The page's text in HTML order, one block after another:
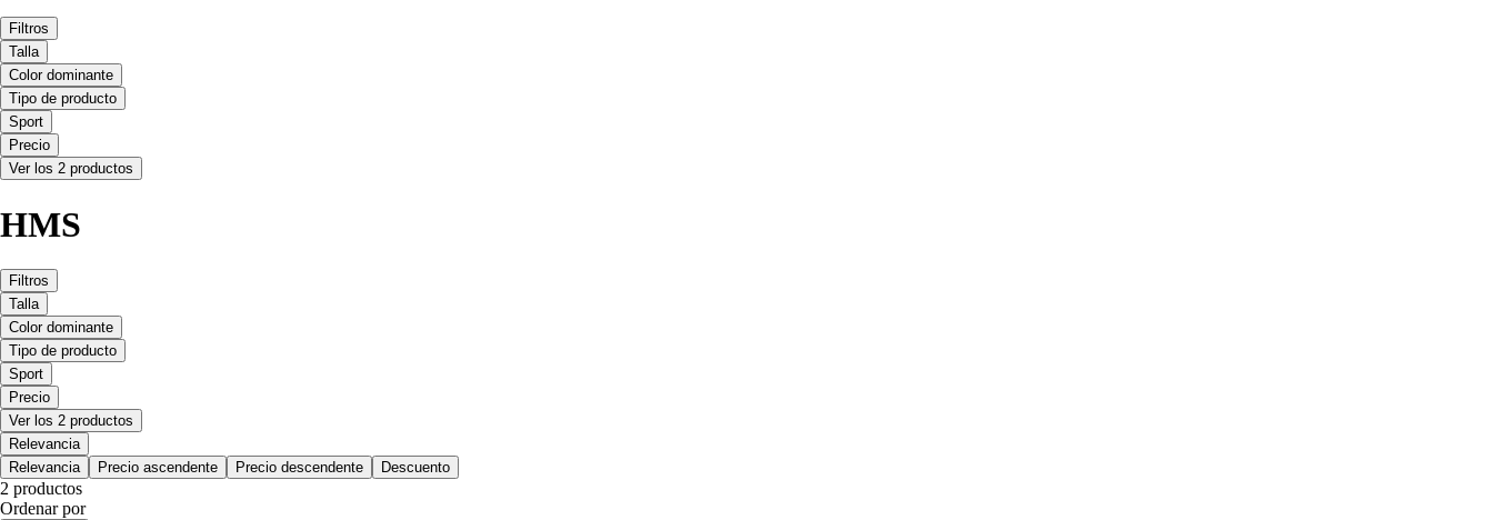
Filtros
Talla
Color dominante
Tipo de producto
Sport
Precio
Ver los 2 productos
HMS
Filtros
Talla
Color dominante
Tipo de producto
Sport
Precio
Ver los 2 productos
Relevancia
Relevancia
Precio ascendente Precio descendente Descuento
2 productos
Ordenar por